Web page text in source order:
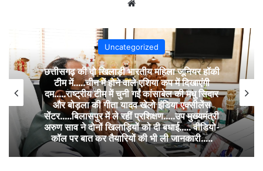
Uncategorized
छत्तीसगढ़ की दो खिलाड़ी भारतीय महिला जूनियर हॉकी
टीम में…..चीन में होने वाले एशिया कप में दिखाएंगी
दम…..राष्ट्रीय टीम में चुनी गईं कांसाबेल की मधु सिदार
और बोड़ला की गीता यादव खेलो इंडिया एक्सीलेंस
सेंटर…..बिलासपुर में ले रहीं प्रशिक्षण…..उप मुख्यमंत्री
अरुण साव ने दोनों खिलाड़ियों को दी बधाई….. वीडियो-
कॉल पर बात कर तैयारियों की भी ली जानकारी…..